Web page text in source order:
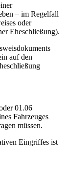
– im Regelfall
oder
Eheschließung).
auf den
01.06
Fahrzeuges
müssen.
Eingriffes ist